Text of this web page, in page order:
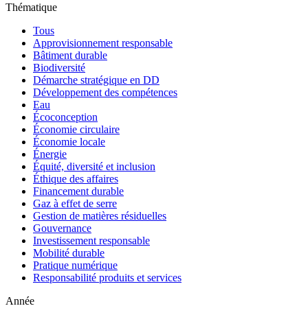
Thématique
Tous
Approvisionnement responsable
Bâtiment durable
Biodiversité
Démarche stratégique en DD
Développement des compétences
Eau
Écoconception
Économie circulaire
Économie locale
Énergie
Équité, diversité et inclusion
Éthique des affaires
Financement durable
Gaz à effet de serre
Gestion de matières résiduelles
Gouvernance
Investissement responsable
Mobilité durable
Pratique numérique
Responsabilité produits et services
Année